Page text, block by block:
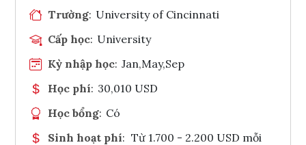
Trường: University of Cincinnati
Cấp học: University
Kỳ nhập học: Jan,May,Sep
Học phí: 30,010 USD
Học bổng: Có
Sinh hoạt phí: Từ 1.700 - 2.200 USD mỗi